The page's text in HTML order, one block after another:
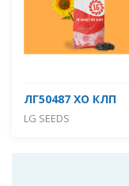
ЛГ50487 ХО КЛП
LG SEEDS